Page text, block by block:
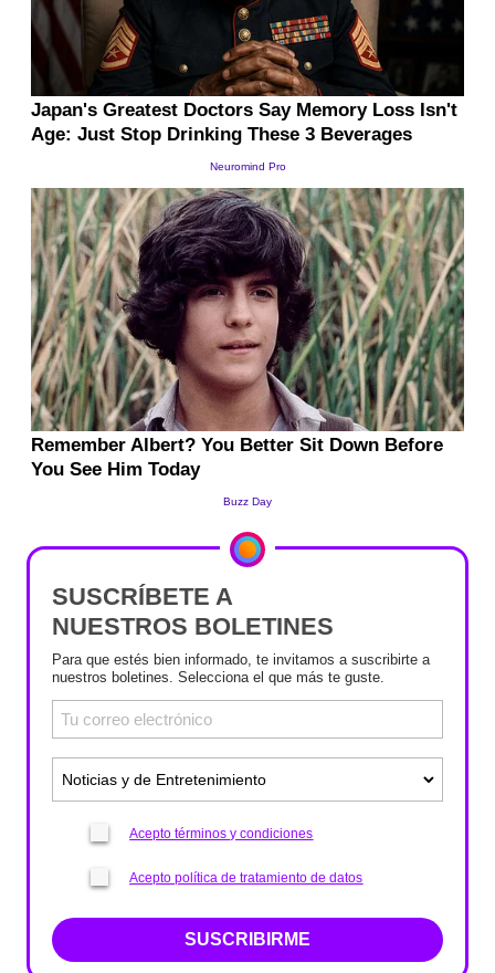
SUSCRÍBETE A
NUESTROS BOLETINES
Para que estés bien informado, te invitamos a suscribirte a
nuestros boletines. Selecciona el que más te guste.
Acepto términos y condiciones
Acepto política de tratamiento de datos
SUSCRIBIRME